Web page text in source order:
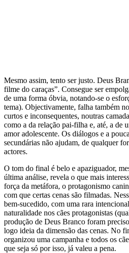
Mesmo assim, tento ser justo. Deus
filme do caraças”. Consegue ser
de uma forma óbvia, notando-se o
tema). Objectivamente, falha também
curtos e inconsequentes, noutras
como a da relação pai-filha e, até, a de
amor adolescente. Os diálogos e a
secundárias não ajudam, de qualquer
actores.
O tom do final é belo e apaziguador,
última análise, revela o que mais
força da metáfora, o protagonismo
com que certas cenas são filmadas.
bem-sucedido, com uma rara
naturalidade nos cães protagonistas
produção de Deus Branco foram
logo ideia da dimensão das cenas. No
organizou uma campanha e todos os
que seja só por isso, já valeu a pena.